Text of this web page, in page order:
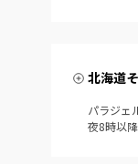
北海道
パラジェ
夜8時以